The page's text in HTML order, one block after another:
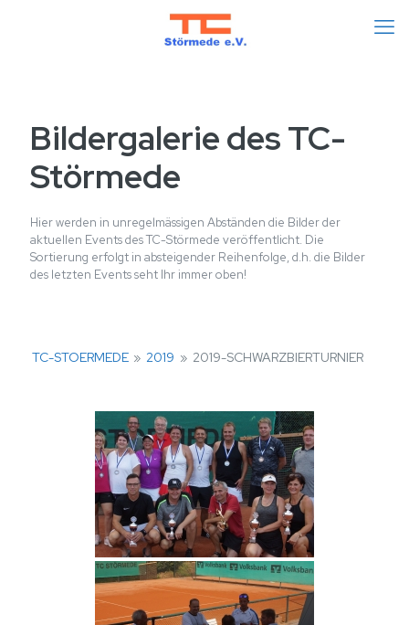
Bildergalerie des TC-
Störmede
Hier werden in unregelmässigen Abständen die Bilder der
aktuellen Events des TC-Störmede veröffentlicht. Die
Sortierung erfolgt in absteigender Reihenfolge, d.h. die Bilder
des letzten Events seht Ihr immer oben!
TC-STOERMEDE » 2019 » 2019-SCHWARZBIERTURNIER